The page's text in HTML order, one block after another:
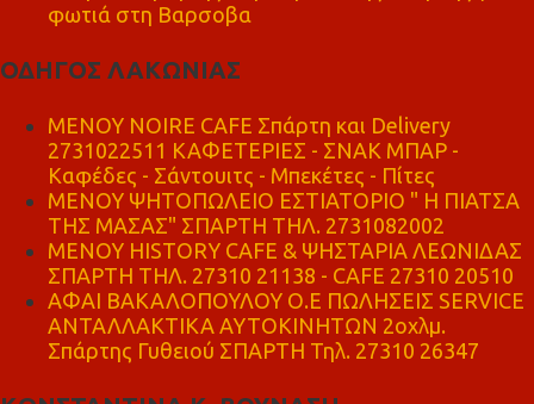
φωτιά στη Βαρσοβα
ΟΔΗΓΟΣ ΛΑΚΩΝΙΑΣ
MENOY NOIRE CAFE Σπάρτη και Delivery
2731022511 ΚΑΦΕΤΕΡΙΕΣ - ΣΝΑΚ ΜΠΑΡ -
Καφέδες - Σάντουιτς - Μπεκέτες - Πίτες
ΜΕΝΟΥ ΨΗΤΟΠΩΛΕΙΟ ΕΣΤΙΑΤΟΡΙΟ " Η ΠΙΑΤΣΑ
ΤΗΣ ΜΑΣΑΣ" ΣΠΑΡΤΗ ΤΗΛ. 2731082002
ΜΕΝΟΥ HISTORY CAFE & ΨΗΣΤΑΡΙΑ ΛΕΩΝΙΔΑΣ
ΣΠΑΡΤΗ ΤΗΛ. 27310 21138 - CAFE 27310 20510
ΑΦΑΙ ΒΑΚΑΛΟΠΟΥΛΟΥ Ο.Ε ΠΩΛΗΣΕΙΣ SERVICE
ΑΝΤΑΛΛΑΚΤΙΚΑ ΑΥΤΟΚΙΝΗΤΩΝ 2οχλμ.
Σπάρτης Γυθειού ΣΠΑΡΤΗ Τηλ. 27310 26347